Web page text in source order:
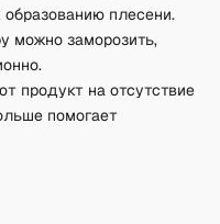
образованию плесени.
можно заморозить,
продукт на отсутствие
помогает